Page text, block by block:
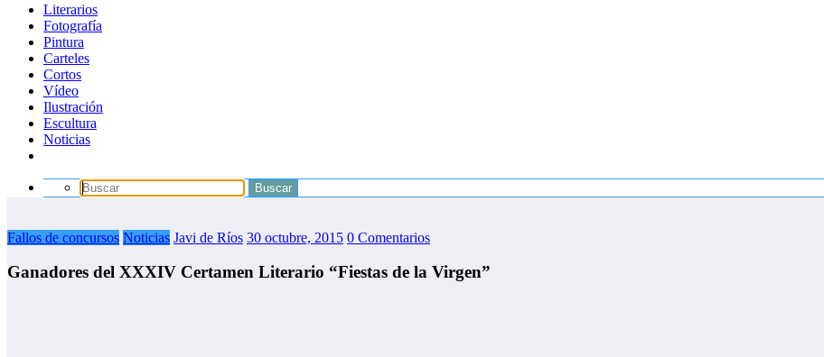
Literarios
Fotografía
Pintura
Carteles
Cortos
Vídeo
Ilustración
Escultura
Noticias
Fallos de concursos Noticias Javi de Ríos 30 octubre, 2015 0 Comentarios
Ganadores del XXXIV Certamen Literario “Fiestas de la Virgen”